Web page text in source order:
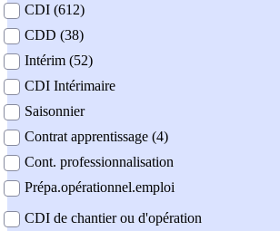
contrat
CDI (612)
CDD (38)
Intérim (52)
CDI Intérimaire
Saisonnier
Contrat apprentissage (4)
Cont. professionnalisation
Prépa.opérationnel.emploi
CDI de chantier ou d'opération